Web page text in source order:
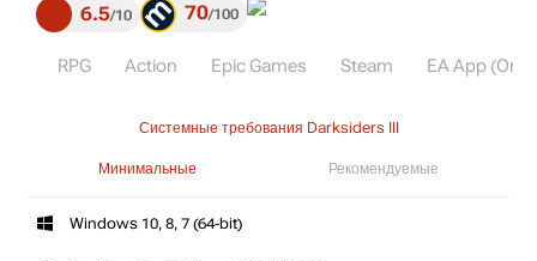
6.5 10 70 100
RPG Action Epic Games Steam EA App
Системные требования Darksiders III
Минимальные Рекомендуемые
Windows 10, 8, 7 (64-bit)